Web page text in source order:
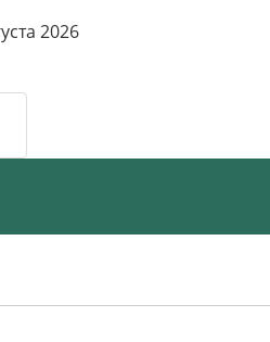
2026